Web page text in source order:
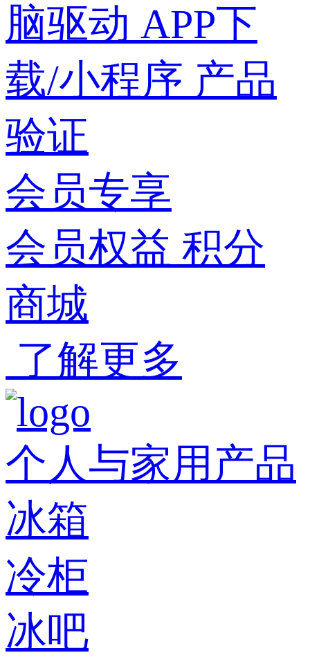
脑驱动 APP下
载/小程序 产品
验证
会员专享
会员权益 积分
商城
了解更多
个人与家用产品
冰箱
冷柜
冰吧